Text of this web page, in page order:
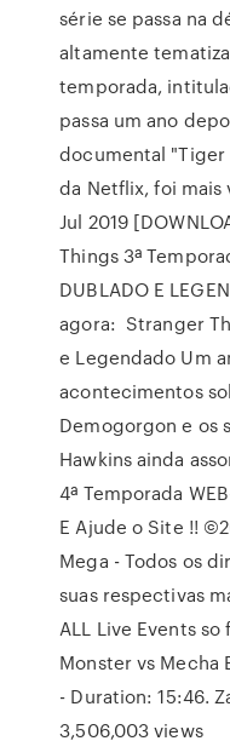
série se passa na
altamente
temporada,
passa um ano
documental "Tiger
da Netflix, foi mais
Jul 2019
Things 3ª
DUBLADO E
agora: Stranger
e Legendado Um
acontecimentos
Demogorgon e os
Hawkins ainda
4ª Temporada
E Ajude o Site !!
Mega - Todos os
suas respectivas
ALL Live Events
Monster vs Mecha
- Duration: 15:46.
3,506,003 views